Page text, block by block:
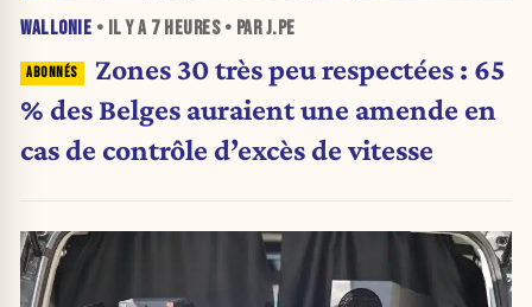
WALLONIE • IL Y A 7 HEURES• PAR J.PE
Zones 30 très peu respectées : 65
% des Belges auraient une amende en
cas de contrôle d’excès de vitesse